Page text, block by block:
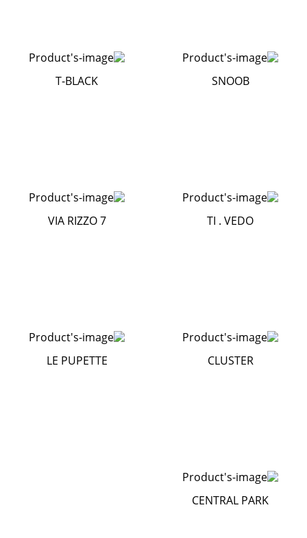
SNOOB
T-BLACK
TI . VEDO
VIA RIZZO 7
CLUSTER
LE PUPETTE
CENTRAL PARK